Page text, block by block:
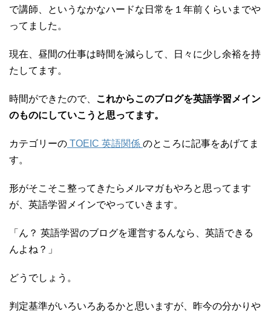
で講師、というなかなハードな日常を１年前くらいまでや
ってました。
現在、昼間の仕事は時間を減らして、日々に少し余裕を持
たしてます。
時間ができたので、 これからこのブログを英語学習メイン
のものにしていこうと思ってます。
カテゴリーの TOEIC 英語関係 のところに記事をあげてま
す。
形がそこそこ整ってきたらメルマガもやろと思ってます
が、英語学習メインでやっていきます。
「ん？ 英語学習のブログを運営するんなら、英語できる
んよね？」
どうでしょう。
判定基準がいろいろあるかと思いますが、昨今の分かりや